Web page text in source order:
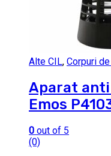
Alte CIL, Corpuri
Aparat anti
Emos
0 out of 5
(0)